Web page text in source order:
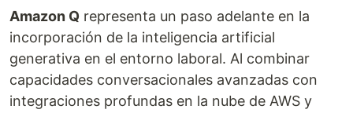
Amazon Q representa un paso adelante en la
incorporación de la inteligencia artificial
generativa en el entorno laboral. Al combinar
capacidades conversacionales avanzadas con
integraciones profundas en la nube de AWS y